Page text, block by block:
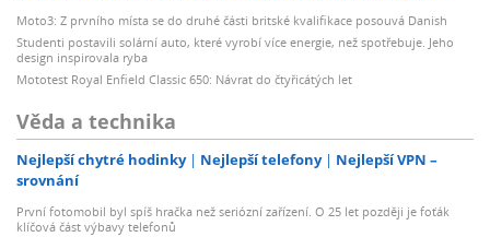
Moto3: Z prvního místa se do druhé části britské kvalifikace posouvá Danish
Studenti postavili solární auto, které vyrobí více energie, než spotřebuje. Jeho
design inspirovala ryba
Mototest Royal Enfield Classic 650: Návrat do čtyřicátých let
Věda a technika
Nejlepší chytré hodinky Nejlepší telefony
Nejlepší VPN –
srovnání
První fotomobil byl spíš hračka než seriózní zařízení. O 25 let později je foťák
klíčová část výbavy telefonů